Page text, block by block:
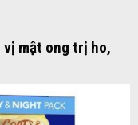
vị mật ong trị ho,